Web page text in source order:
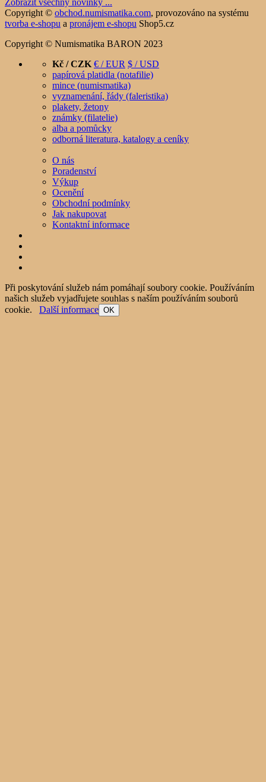
Copyright © obchod.numismatika.com, provozováno na systému
tvorba e-shopu a pronájem e-shopu Shop5.cz
Copyright © Numismatika BARON 2023
Kč / CZK € / EUR $ / USD
papírová platidla (notafilie)
mince (numismatika)
vyznamenání, řády (faleristika)
plakety, žetony
známky (filatelie)
alba a pomůcky
odborná literatura, katalogy a ceníky
O nás
Poradenství
Výkup
Ocenění
Obchodní podmínky
Jak nakupovat
Kontaktní informace
Při poskytování služeb nám pomáhají soubory cookie. Používáním
našich služeb vyjadřujete souhlas s naším používáním souborů
cookie. Další informace